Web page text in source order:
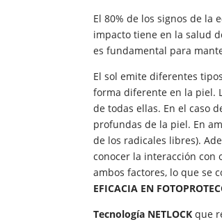
El 80% de los signos de la
impacto tiene en la salud
es fundamental para
El sol emite diferentes
forma diferente en la piel.
de todas ellas. En el caso
profundas de la piel. En
de los radicales libres).
conocer la interacción con
ambos factores, lo que se
EFICACIA EN
Tecnología NETLOCK que